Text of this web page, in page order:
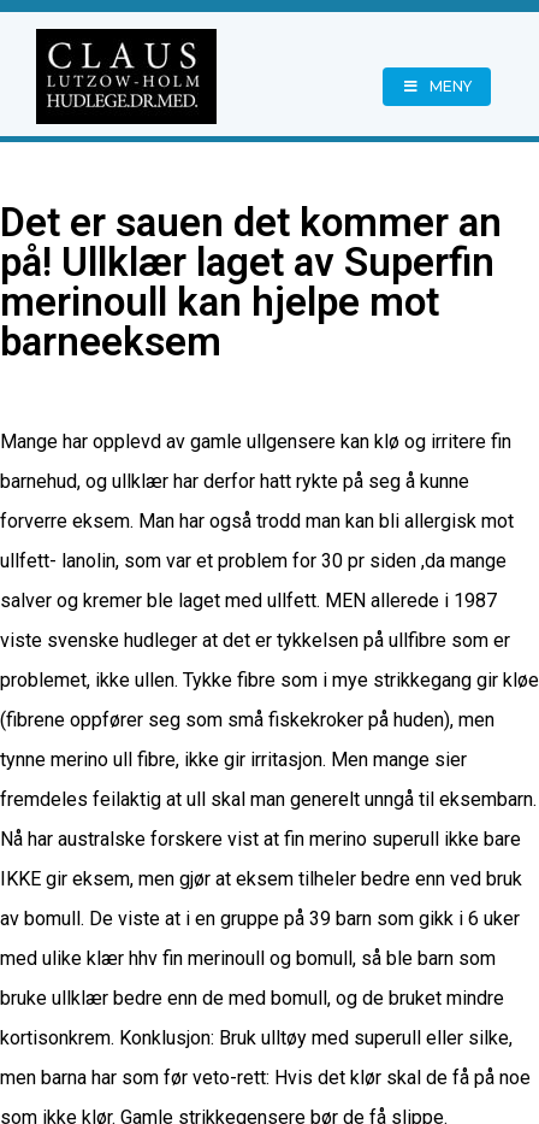
MENY
Det er sauen det kommer an
på! Ullklær laget av Superfin
merinoull kan hjelpe mot
barneeksem
Mange har opplevd av gamle ullgensere kan klø og irritere fin
barnehud, og ullklær har derfor hatt rykte på seg å kunne
forverre eksem. Man har også trodd man kan bli allergisk mot
ullfett- lanolin, som var et problem for 30 pr siden ,da mange
salver og kremer ble laget med ullfett. MEN allerede i 1987
viste svenske hudleger at det er tykkelsen på ullfibre som er
problemet, ikke ullen. Tykke fibre som i mye strikkegang gir kløe
(fibrene oppfører seg som små fiskekroker på huden), men
tynne merino ull fibre, ikke gir irritasjon. Men mange sier
fremdeles feilaktig at ull skal man generelt unngå til eksembarn.
Nå har australske forskere vist at fin merino superull ikke bare
IKKE gir eksem, men gjør at eksem tilheler bedre enn ved bruk
av bomull. De viste at i en gruppe på 39 barn som gikk i 6 uker
med ulike klær hhv fin merinoull og bomull, så ble barn som
bruke ullklær bedre enn de med bomull, og de bruket mindre
kortisonkrem. Konklusjon: Bruk ulltøy med superull eller silke,
men barna har som før veto-rett: Hvis det klør skal de få på noe
som ikke klør. Gamle strikkegensere bør de få slippe.